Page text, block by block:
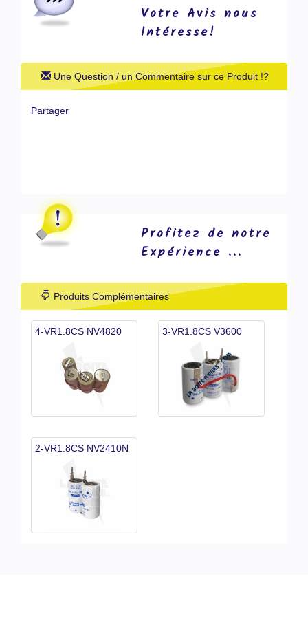
Votre Avis nous
Intéresse!
Une Question / un Commentaire sur ce Produit !?
Partager
Profitez de notre
Expérience ...
Produits Complémentaires
4-VR1.8CS NV4820 3-VR1.8CS V3600
2-VR1.8CS NV2410N